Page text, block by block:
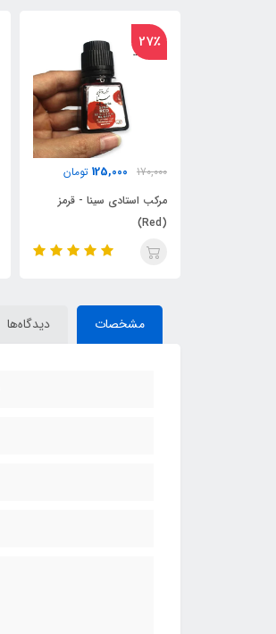
29٪
140,000
100,000 تومان
مرکب هنرجویی سینا - بنفش
(Purple)
مشخصات دیدگاه‌ها